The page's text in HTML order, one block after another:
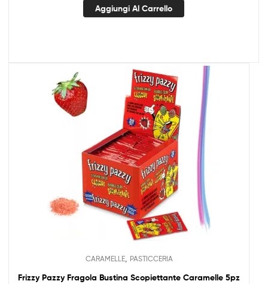
Aggiungi Al Carrello
CARAMELLE, PASTICCERIA
Frizzy Pazzy Fragola Bustina Scopiettante Caramelle 5pz